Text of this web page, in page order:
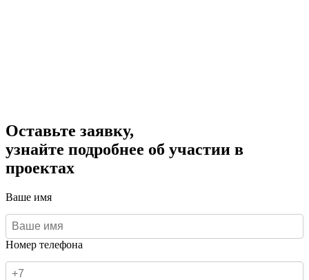
Оставьте заявку,
узнайте подробнее об участии в
проектах
Ваше имя
Номер телефона